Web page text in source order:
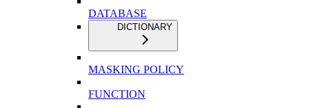
DATABASE
DICTIONARY
MASKING POLICY
FUNCTION